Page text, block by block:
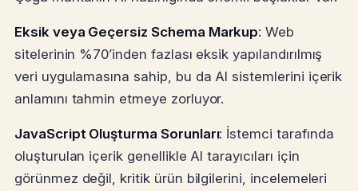
Eksik veya Geçersiz Schema Markup: Web
sitelerinin %70’inden fazlası eksik yapılandırılmış
veri uygulamasına sahip, bu da AI sistemlerini içerik
anlamını tahmin etmeye zorluyor.
JavaScript Oluşturma Sorunları: İstemci tarafında
oluşturulan içerik genellikle AI tarayıcıları için
görünmez değil, kritik ürün bilgilerini, incelemeleri